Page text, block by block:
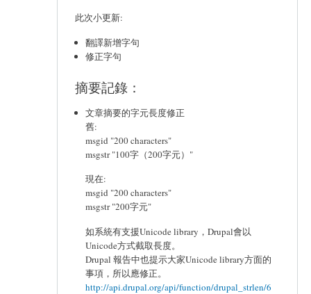
此次小更新:
翻譯新增字句
修正字句
摘要記錄：
文章摘要的字元長度修正
舊:
msgid "200 characters"
msgstr "100字（200字元）"
現在:
msgid "200 characters"
msgstr "200字元"
如系統有支援Unicode library，Drupal會以
Unicode方式截取長度。
Drupal 報告中也提示大家Unicode library方面的
事項，所以應修正。
http://api.drupal.org/api/function/drupal_strlen/6